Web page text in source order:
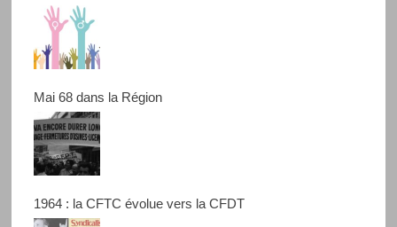
Mai 68 dans la Région
1964 : la CFTC évolue vers la CFDT